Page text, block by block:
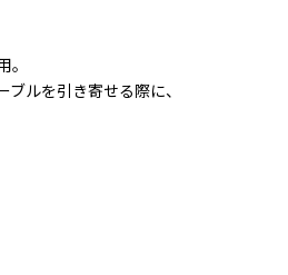
ルを引き寄せる際に、